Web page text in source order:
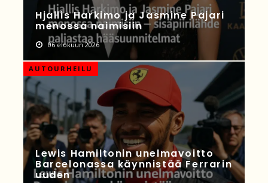
Hjallis Harkimo ja Jasmine Pajari
menossa naimisiin
06 elokuun 2026
AUTOURHEILU
Lewis Hamiltonin unelmavoitto
Barcelonassa käynnistää Ferrarin
uuden